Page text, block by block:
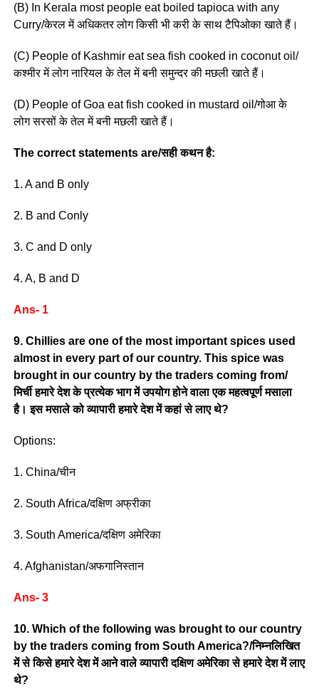
(B) In Kerala most people eat boiled tapioca with any
Curry/केरल में अधिकतर लोग किसी भी करी के साथ टैपिओका खाते हैं।
(C) People of Kashmir eat sea fish cooked in coconut oil/
कश्मीर में लोग नारियल के तेल में बनी समुन्दर की मछली खाते हैं।
(D) People of Goa eat fish cooked in mustard oil/गोआ के
लोग सरसों के तेल में बनी मछली खाते हैं।
The correct statements are/सही कथन है:
1. A and B only
2. B and Conly
3. C and D only
4. A, B and D
Ans- 1
9. Chillies are one of the most important spices used
almost in every part of our country. This spice was
brought in our country by the traders coming from/
मिर्ची हमारे देश के प्रत्येक भाग में उपयोग होने वाला एक महत्वपूर्ण मसाला
है। इस मसाले को व्यापारी हमारे देश में कहां से लाए थे?
Options:
1. China/चीन
2. South Africa/दक्षिण अफ्रीका
3. South America/दक्षिण अमेरिका
4. Afghanistan/अफगानिस्तान
Ans- 3
10. Which of the following was brought to our country
by the traders coming from South America?/निम्नलिखित
में से किसे हमारे देश में आने वाले व्यापारी दक्षिण अमेरिका से हमारे देश में लाए
थे?